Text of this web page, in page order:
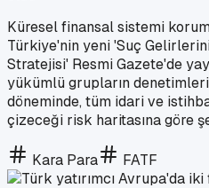
Küresel finansal sistemi
Türkiye'nin yeni 'Suç
Stratejisi' Resmi Gazete'de
yükümlü grupların
döneminde, tüm idari ve
çizeceği risk haritasına göre
Kara Para FATF